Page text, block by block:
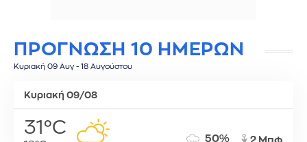
ΠΡΟΓΝΩΣΗ 10 ΗΜΕΡΩΝ
Κυριακή 09 Αυγ - 18 Αυγούστου
Κυριακή 09/08
31°C
50% 2 Μπφ